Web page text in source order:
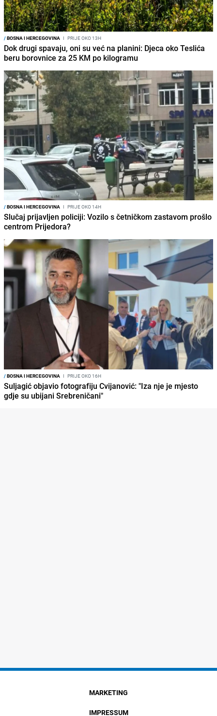
/BOSNA I HERCEGOVINA I PRIJE OKO 13H
Dok drugi spavaju, oni su već na planini: Djeca oko Teslića
beru borovnice za 25 KM po kilogramu
/BOSNA I HERCEGOVINA I PRIJE OKO 14H
Slučaj prijavljen policiji: Vozilo s četničkom zastavom prošlo
centrom Prijedora?
/BOSNA I HERCEGOVINA I PRIJE OKO 16H
Suljagić objavio fotografiju Cvijanović: "Iza nje je mjesto
gdje su ubijani Srebreničani"
MARKETING
IMPRESSUM